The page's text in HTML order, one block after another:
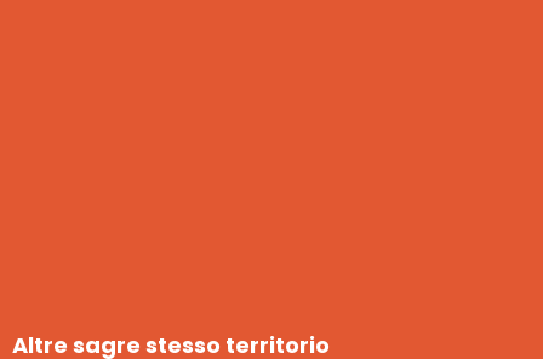
Altre sagre stesso territorio